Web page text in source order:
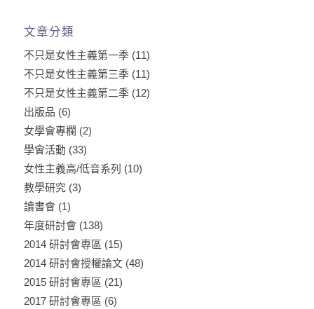
文章分類
不只是女性主義第一季(11)
不只是女性主義第三季(11)
不只是女性主義第二季(12)
出版品 (6)
女學會專欄 (2)
學會活動 (33)
女性主義高/低音系列 (10)
教學研究(3)
讀書會(1)
年度研討會(138)
2014 研討會專區 (15)
2014 研討會授權論文(48)
2015 研討會專區 (21)
2017 研討會專區 (6)